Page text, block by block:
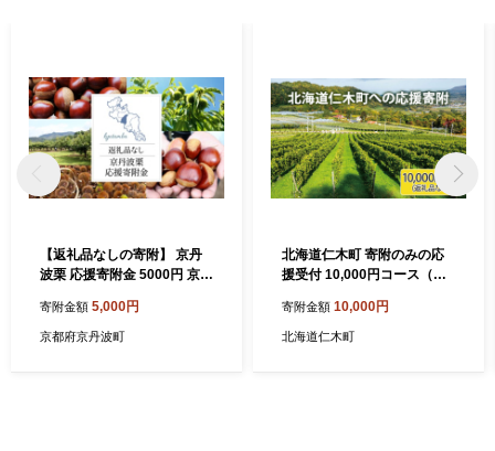
【返礼品なしの寄附】 京丹
波栗 応援寄附金 5000円 京丹
丹波栗 栗 くり 応援 支援 返
礼品なし 純粋寄附 応援寄附
寄附金額 5,000円
京都府京丹波町
北海道仁木町 寄附のみの応
援受付 10,000円コース（返
円） 寄付 支援 応援 北海道
仁木町 [仁木町役場]
寄附金額 10,000円
北海道仁木町